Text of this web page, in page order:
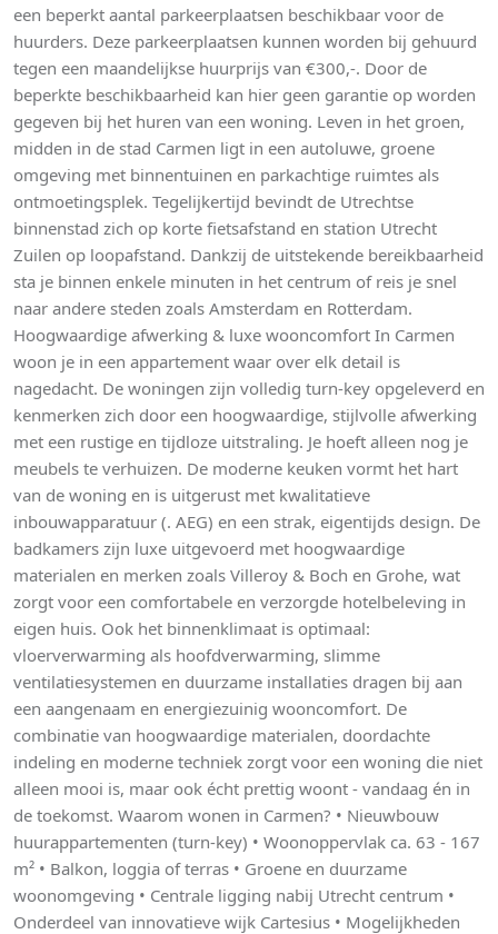
een beperkt aantal parkeerplaatsen beschikbaar voor de
huurders. Deze parkeerplaatsen kunnen worden bij gehuurd
tegen een maandelijkse huurprijs van €300,-. Door de
beperkte beschikbaarheid kan hier geen garantie op worden
gegeven bij het huren van een woning. Leven in het groen,
midden in de stad Carmen ligt in een autoluwe, groene
omgeving met binnentuinen en parkachtige ruimtes als
ontmoetingsplek. Tegelijkertijd bevindt de Utrechtse
binnenstad zich op korte fietsafstand en station Utrecht
Zuilen op loopafstand. Dankzij de uitstekende bereikbaarheid
sta je binnen enkele minuten in het centrum of reis je snel
naar andere steden zoals Amsterdam en Rotterdam.
Hoogwaardige afwerking & luxe wooncomfort In Carmen
woon je in een appartement waar over elk detail is
nagedacht. De woningen zijn volledig turn-key opgeleverd en
kenmerken zich door een hoogwaardige, stijlvolle afwerking
met een rustige en tijdloze uitstraling. Je hoeft alleen nog je
meubels te verhuizen. De moderne keuken vormt het hart
van de woning en is uitgerust met kwalitatieve
inbouwapparatuur (. AEG) en een strak, eigentijds design. De
badkamers zijn luxe uitgevoerd met hoogwaardige
materialen en merken zoals Villeroy & Boch en Grohe, wat
zorgt voor een comfortabele en verzorgde hotelbeleving in
eigen huis. Ook het binnenklimaat is optimaal:
vloerverwarming als hoofdverwarming, slimme
ventilatiesystemen en duurzame installaties dragen bij aan
een aangenaam en energiezuinig wooncomfort. De
combinatie van hoogwaardige materialen, doordachte
indeling en moderne techniek zorgt voor een woning die niet
alleen mooi is, maar ook écht prettig woont - vandaag én in
de toekomst. Waarom wonen in Carmen? • Nieuwbouw
huurappartementen (turn-key) • Woonoppervlak ca. 63 - 167
m² • Balkon, loggia of terras • Groene en duurzame
woonomgeving • Centrale ligging nabij Utrecht centrum •
Onderdeel van innovatieve wijk Cartesius • Mogelijkheden